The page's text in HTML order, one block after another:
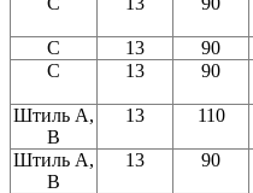
С 13 90
C
13 90
Штиль А,
В
13 110
Штиль А,
В
13 90